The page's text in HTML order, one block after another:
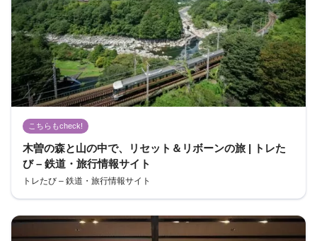
こちらもcheck!
木曽の森と山の中で、リセット＆リボーンの旅 | トレた
び – 鉄道・旅行情報サイト
トレたび – 鉄道・旅行情報サイト